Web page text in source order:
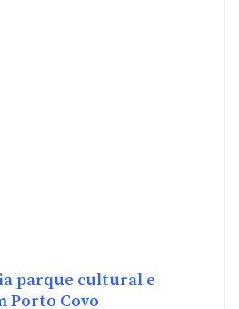
parque cultural e
Porto Covo